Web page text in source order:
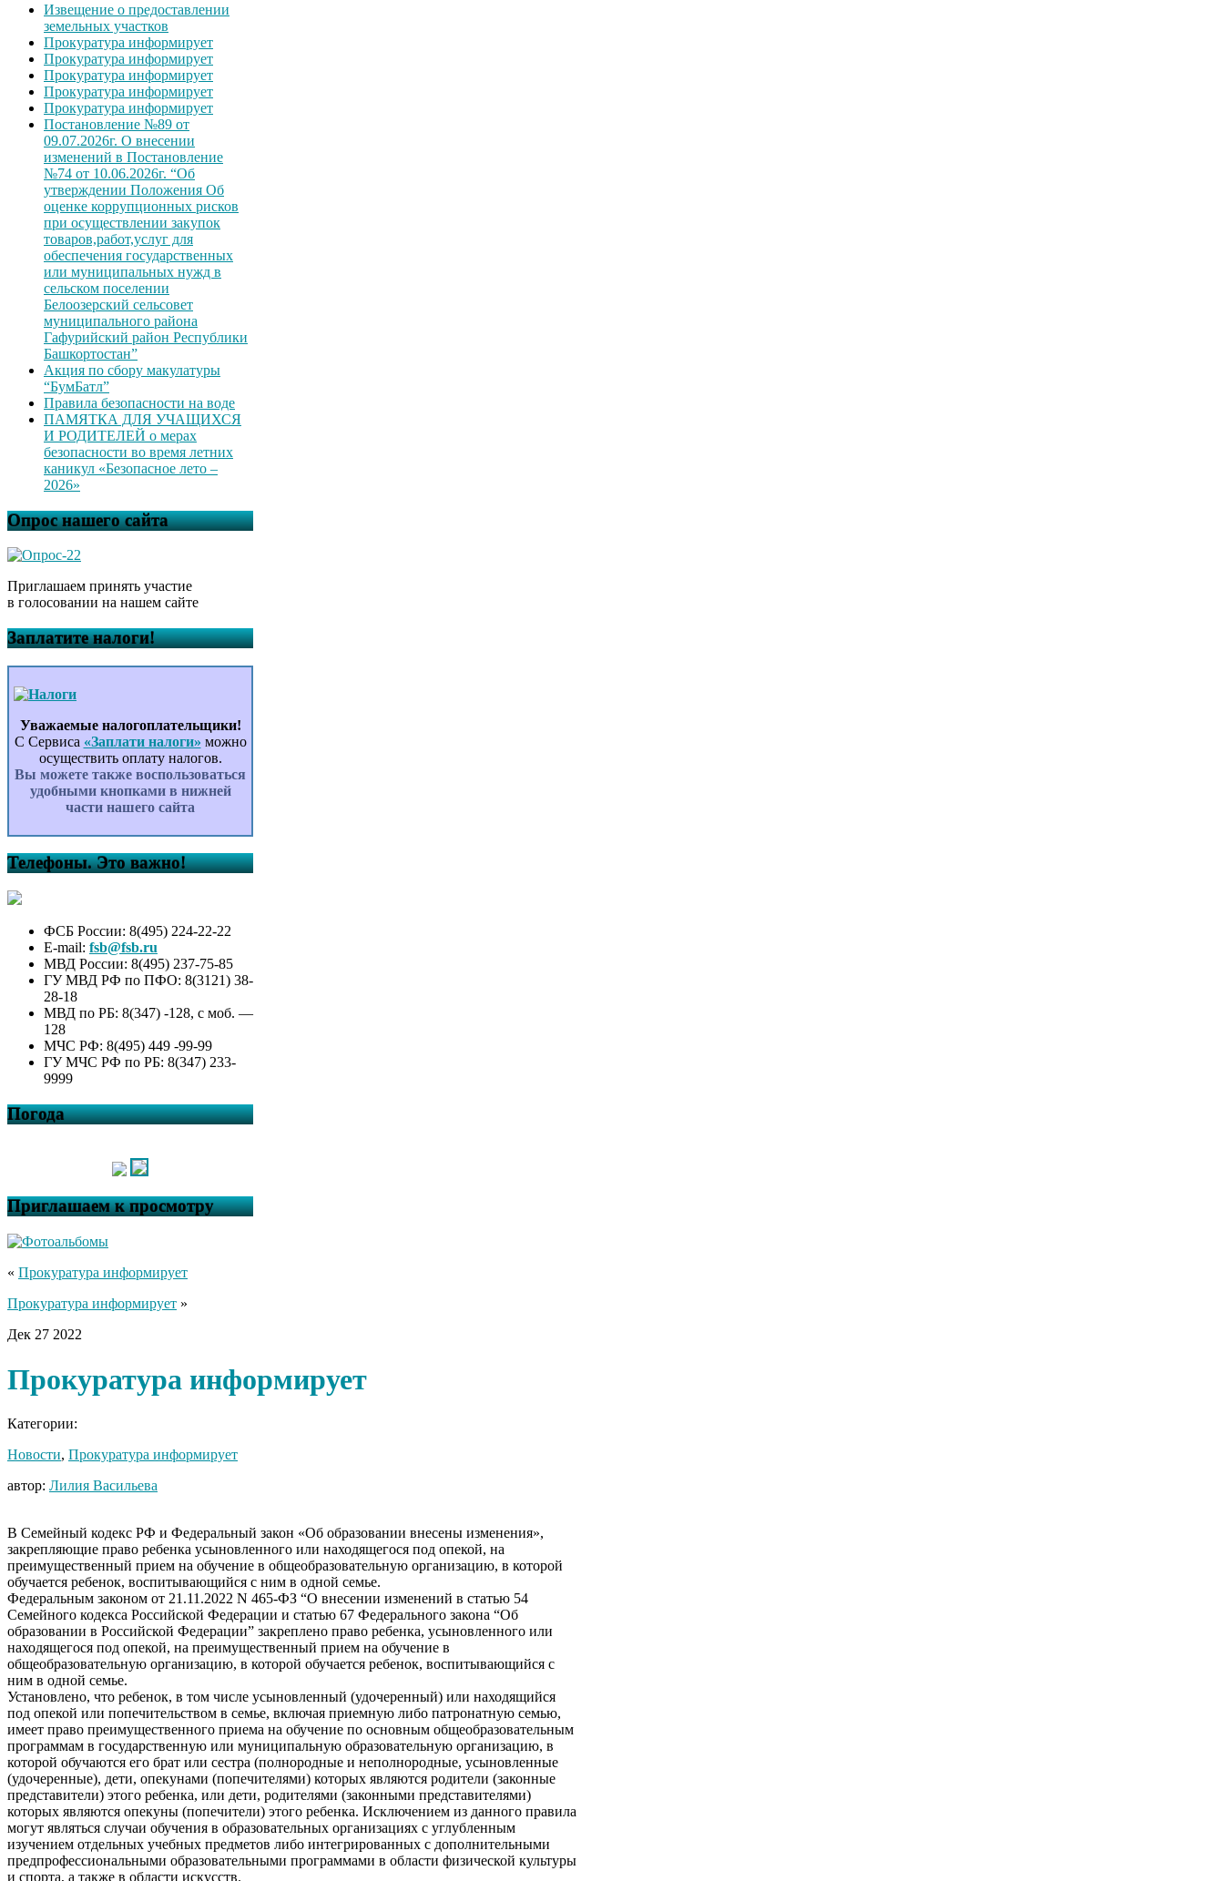
Извещение о предоставлении
земельных участков
Прокуратура информирует
Прокуратура информирует
Прокуратура информирует
Прокуратура информирует
Прокуратура информирует
Постановление №89 от
09.07.2026г. О внесении
изменений в Постановление
№74 от 10.06.2026г. “Об
утверждении Положения Об
оценке коррупционных рисков
при осуществлении закупок
товаров,работ,услуг для
обеспечения государственных
или муниципальных нужд в
сельском поселении
Белоозерский сельсовет
муниципального района
Гафурийский район Республики
Башкортостан”
Акция по сбору макулатуры
“БумБатл”
Правила безопасности на воде
ПАМЯТКА ДЛЯ УЧАЩИХСЯ
И РОДИТЕЛЕЙ о мерах
безопасности во время летних
каникул «Безопасное лето –
2026»
Опрос нашего сайта
Приглашаем принять участие
в голосовании на нашем сайте
Заплатите налоги!
Уважаемые налогоплательщики!
С Сервиса «Заплати налоги» можно
осуществить оплату налогов.
Вы можете также воспользоваться
удобными кнопками в нижней
части нашего сайта
Телефоны. Это важно!
ФСБ России: 8(495) 224-22-22
E-mail: fsb@fsb.ru
МВД России: 8(495) 237-75-85
ГУ МВД РФ по ПФО: 8(3121) 38-
28-18
МВД по РБ: 8(347) -128, с моб. —
128
МЧС РФ: 8(495) 449 -99-99
ГУ МЧС РФ по РБ: 8(347) 233-
9999
Погода
Приглашаем к просмотру
« Прокуратура информирует
Прокуратура информирует »
Дек 27 2022
Прокуратура информирует
Категории:
Новости, Прокуратура информирует
автор: Лилия Васильева
В Семейный кодекс РФ и Федеральный закон «Об образовании внесены изменения»,
закрепляющие право ребенка усыновленного или находящегося под опекой, на
преимущественный прием на обучение в общеобразовательную организацию, в которой
обучается ребенок, воспитывающийся с ним в одной семье.
Федеральным законом от 21.11.2022 N 465-ФЗ “О внесении изменений в статью 54
Семейного кодекса Российской Федерации и статью 67 Федерального закона “Об
образовании в Российской Федерации” закреплено право ребенка, усыновленного или
находящегося под опекой, на преимущественный прием на обучение в
общеобразовательную организацию, в которой обучается ребенок, воспитывающийся с
ним в одной семье.
Установлено, что ребенок, в том числе усыновленный (удочеренный) или находящийся
под опекой или попечительством в семье, включая приемную либо патронатную семью,
имеет право преимущественного приема на обучение по основным общеобразовательным
программам в государственную или муниципальную образовательную организацию, в
которой обучаются его брат или сестра (полнородные и неполнородные, усыновленные
(удочеренные), дети, опекунами (попечителями) которых являются родители (законные
представители) этого ребенка, или дети, родителями (законными представителями)
которых являются опекуны (попечители) этого ребенка. Исключением из данного правила
могут являться случаи обучения в образовательных организациях с углубленным
изучением отдельных учебных предметов либо интегрированных с дополнительными
предпрофессиональными образовательными программами в области физической культуры
и спорта, а также в области искусств.